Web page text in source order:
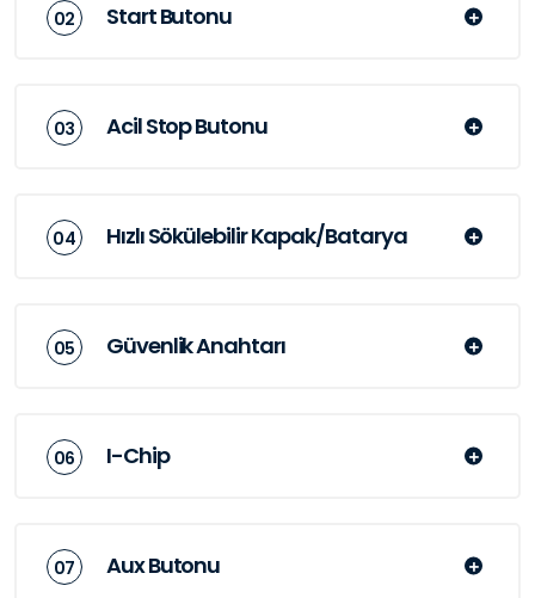
Start Butonu
Acil Stop Butonu
Hızlı Sökülebilir Kapak/Batarya
Güvenlik Anahtarı
I-Chip
Aux Butonu